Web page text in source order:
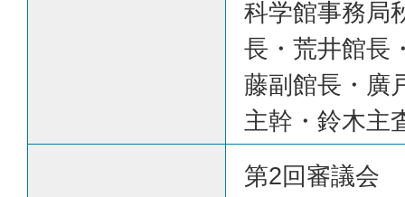
科学館事務局
長・荒井館長
藤副館長・廣
主幹・鈴木主
第2回審議会